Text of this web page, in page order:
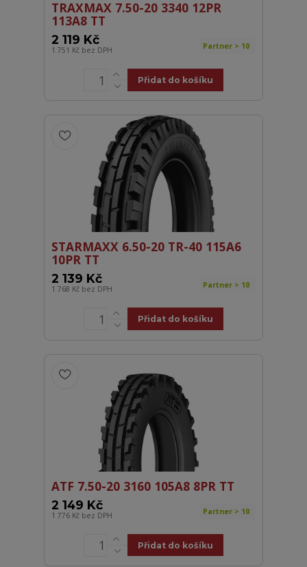
TRAXMAX 7.50-20 3340 12PR
113A8 TT
2 119 Kč
1 751 Kč bez DPH Partner > 10
Přidat do košíku
STARMAXX 6.50-20 TR-40 115A6
10PR TT
2 139 Kč
1 768 Kč bez DPH Partner > 10
Přidat do košíku
ATF 7.50-20 3160 105A8 8PR TT
2 149 Kč
1 776 Kč bez DPH Partner > 10
Přidat do košíku